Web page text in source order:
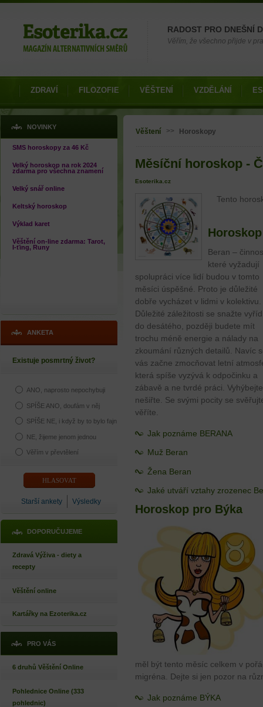
RADOST PRO DNEŠNÍ
Věřím, že všechno přijde v
ZDRAVÍ FILOZOFIE VĚŠTENÍ VZDĚLÁNÍ
NOVINKY
SMS horoskopy za 46 Kč
Velký horoskop na rok 2024
zdarma pro všechna znamení
Velký snář online
Keltský horoskop
Výklad karet
Věštění on-line zdarma: Tarot,
I-ťing, Runy
ANKETA
Existuje posmrtný život?
ANO, naprosto nepochybuji
SPÍŠE ANO, doufám v něj
SPÍŠE NE, i když by to bylo fajn
NE, žijeme jenom jednou
Věřím v převtělení
Starší ankety Výsledky
DOPORUČUJEME
Zdravá Výživa - diety a
recepty
Věštění online
Kartářky na Ezoterika.cz
PRO VÁS
6 druhů Věštění Online
Pohlednice Online (333
pohlednic)
Jste zde
Věštení >> Horoskopy
Měsíční horoskop -
Esoterika.cz
Tento
Beran –
které vyžadují
spolupráci více lidí budou v tomto
měsíci úspěšné. Proto je důležité
dobře vycházet v lidmi v kolektivu.
Důležité záležitosti se snažte
do desátého, později budete mít
trochu méně energie a nálady na
zkoumání různých detailů. Navíc
vás začne zmocňovat letní
která spíše vyzývá k odpočinku a
zábavě a ne tvrdé práci.
nešiřte. Se svými pocity se
věříte.
Jak poznáme BERANA
Muž Beran
Žena Beran
Jaké utváří vztahy zrozenec
Horoskop pro Býka
měl být tento měsíc celkem v
migréna. Dejte si jen pozor na
Jak poznáme BÝKA